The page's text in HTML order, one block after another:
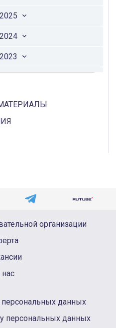
организации
персональных данных
персональных данных